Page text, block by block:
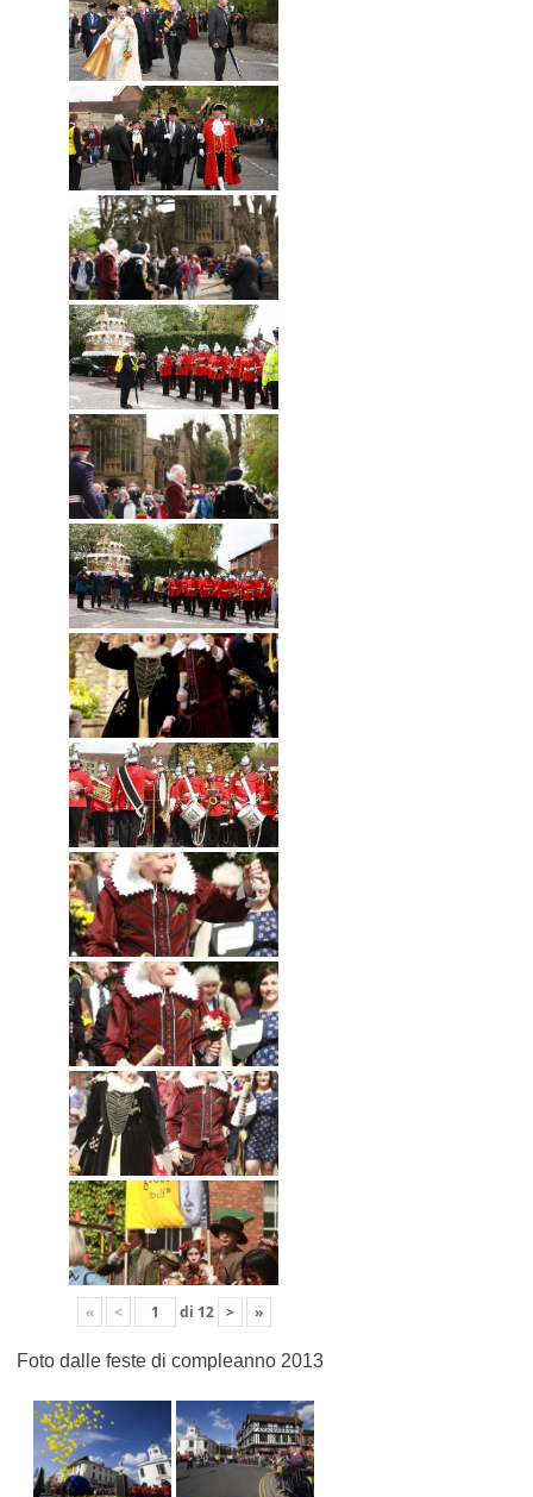
« < di 12 > »
Foto dalle feste di compleanno 2013